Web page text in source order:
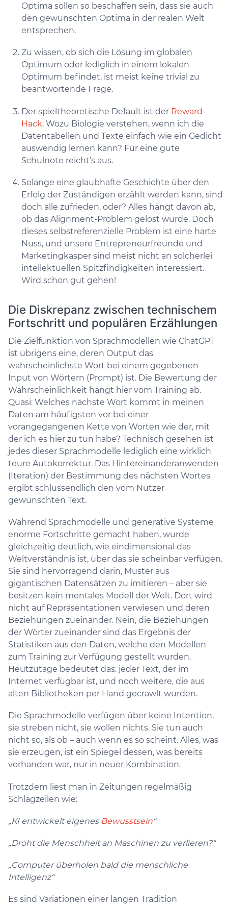
Optima sollen so beschaffen sein, dass sie auch
den gewünschten Optima in der realen Welt
entsprechen.
Zu wissen, ob sich die Lösung im globalen
Optimum oder lediglich in einem lokalen
Optimum befindet, ist meist keine trivial zu
beantwortende Frage.
Der spieltheoretische Default ist der Reward-
Hack. Wozu Biologie verstehen, wenn ich die
Datentabellen und Texte einfach wie ein Gedicht
auswendig lernen kann? Für eine gute
Schulnote reicht’s aus.
Solange eine glaubhafte Geschichte über den
Erfolg der Zuständigen erzählt werden kann, sind
doch alle zufrieden, oder? Alles hängt davon ab,
ob das Alignment-Problem gelöst wurde. Doch
dieses selbstreferenzielle Problem ist eine harte
Nuss, und unsere Entrepreneurfreunde und
Marketingkasper sind meist nicht an solcherlei
intellektuellen Spitzfindigkeiten interessiert.
Wird schon gut gehen!
Die Diskrepanz zwischen technischem
Fortschritt und populären Erzählungen
Die Zielfunktion von Sprachmodellen wie ChatGPT
ist übrigens eine, deren Output das
wahrscheinlichste Wort bei einem gegebenen
Input von Wörtern (Prompt) ist. Die Bewertung der
Wahrscheinlichkeit hängt hier vom Training ab.
Quasi: Welches nächste Wort kommt in meinen
Daten am häufigsten vor bei einer
vorangegangenen Kette von Worten wie der, mit
der ich es hier zu tun habe? Technisch gesehen ist
jedes dieser Sprachmodelle lediglich eine wirklich
teure Autokorrektur. Das Hintereinanderanwenden
(Iteration) der Bestimmung des nächsten Wortes
ergibt schlussendlich den vom Nutzer
gewünschten Text.
Während Sprachmodelle und generative Systeme
enorme Fortschritte gemacht haben, wurde
gleichzeitig deutlich, wie eindimensional das
Weltverständnis ist, über das sie scheinbar verfügen.
Sie sind hervorragend darin, Muster aus
gigantischen Datensätzen zu imitieren – aber sie
besitzen kein mentales Modell der Welt. Dort wird
nicht auf Repräsentationen verwiesen und deren
Beziehungen zueinander. Nein, die Beziehungen
der Wörter zueinander sind das Ergebnis der
Statistiken aus den Daten, welche den Modellen
zum Training zur Verfügung gestellt wurden.
Heutzutage bedeutet das: jeder Text, der im
Internet verfügbar ist, und noch weitere, die aus
alten Bibliotheken per Hand gecrawlt wurden.
Die Sprachmodelle verfügen über keine Intention,
sie streben nicht, sie wollen nichts. Sie tun auch
nicht so, als ob – auch wenn es so scheint. Alles, was
sie erzeugen, ist ein Spiegel dessen, was bereits
vorhanden war, nur in neuer Kombination.
Trotzdem liest man in Zeitungen regelmäßig
Schlagzeilen wie:
„KI entwickelt eigenes Bewusstsein“
„Droht die Menschheit an Maschinen zu verlieren?“
„Computer überholen bald die menschliche
Intelligenz“
Es sind Variationen einer langen Tradition